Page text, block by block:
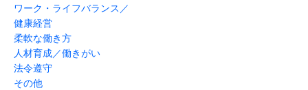
ワーク・ライフバランス／
健康経営
柔軟な働き方
人材育成／働きがい
法令遵守
その他